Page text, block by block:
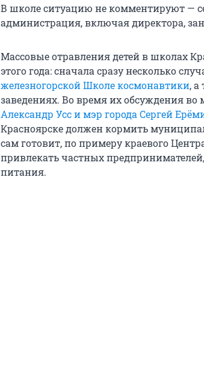
В школе ситуацию не комментируют —
администрация, включая директора,
Массовые отравления детей в школах
этого года: сначала сразу несколько
железногорской Школе космонавтики, а
заведениях. Во время их обсуждения во
Александр Усс и мэр города Сергей
Красноярске должен кормить
сам готовит, по примеру краевого
привлекать частных
питания.